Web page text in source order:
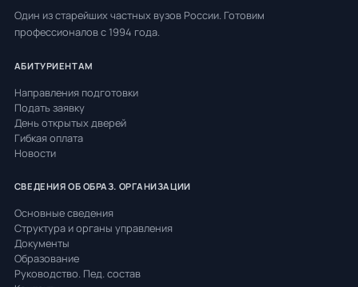
Один из старейших частных вузов России. Готовим
профессионалов с 1994 года.
АБИТУРИЕНТАМ
Направления подготовки
Подать заявку
День открытых дверей
Гибкая оплата
Новости
СВЕДЕНИЯ ОБ ОБРАЗ. ОРГАНИЗАЦИИ
Основные сведения
Структура и органы управления
Документы
Образование
Руководство. Пед. состав